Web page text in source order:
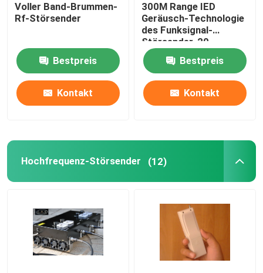
Voller Band-Brummen-
Rf-Störsender
Bestpreis
Kontakt
300M Range IED
Geräusch-Technologie
des Funksignal-
Störsender-20-
500Mhz Digital
Bestpreis
Kontakt
Hochfrequenz-Störsender (12)